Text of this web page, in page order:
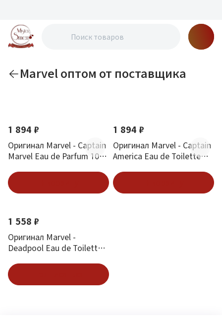
Marvel оптом от поставщика
1 894 ₽
Оригинал Marvel - Captain
Marvel Eau de Parfum 100
1 894 ₽
Оригинал Marvel - Captain
America Eau de Toilette
1 558 ₽
Оригинал Marvel -
Deadpool Eau de Toilette